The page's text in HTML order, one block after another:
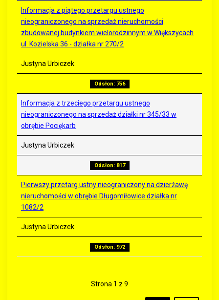
Informacja z piątego przetargu ustnego
nieograniczonego na sprzedaż nieruchomości
zbudowanej budynkiem wielorodzinnym w Większycach
ul. Kozielska 36 - działka nr 270/2
Justyna Urbiczek
Odsłon: 756
Informacja z trzeciego przetargu ustnego
nieograniczonego na sprzedaż działki nr 345/33 w
obrębie Pociękarb
Justyna Urbiczek
Odsłon: 817
Pierwszy przetarg ustny nieograniczony na dzierżawę
nieruchomości w obrębie Długomiłowice działka nr
1082/2
Justyna Urbiczek
Odsłon: 972
Strona 1 z 9